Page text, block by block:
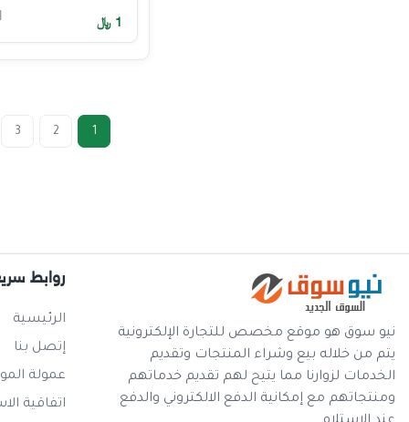
1 ﷼
1
2
3
نيو سوق هو موقع مخصص للتجارة الإلكترونية
يتم من خلاله بيع وشراء المنتجات وتقديم
الخدمات لزوارنا مما يتيح لهم تقديم خدماتهم
ومنتجاتهم مع إمكانية الدفع الالكتروني والدفع
روابط
الرئيسية
إتصل بنا
عمولة
اتفاقية